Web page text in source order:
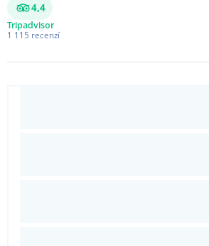
4,4
Tripadvisor
1 115 recenzí